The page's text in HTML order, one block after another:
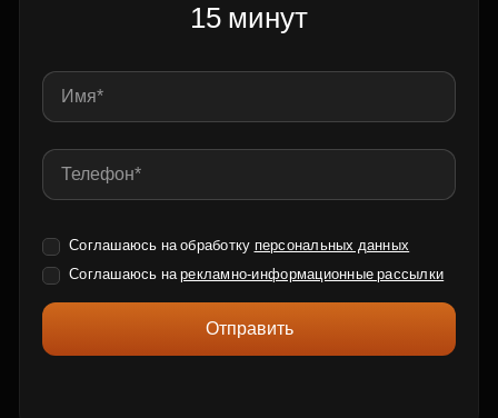
15 минут
Соглашаюсь на обработку персональных данных
Соглашаюсь нарекламно-информационные рассылки
Отправить